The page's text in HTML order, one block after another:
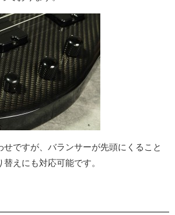
せですが、バランサーが先頭にくること
えにも対応可能です。